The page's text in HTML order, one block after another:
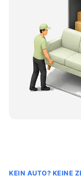
KEIN AUTO? KEINE